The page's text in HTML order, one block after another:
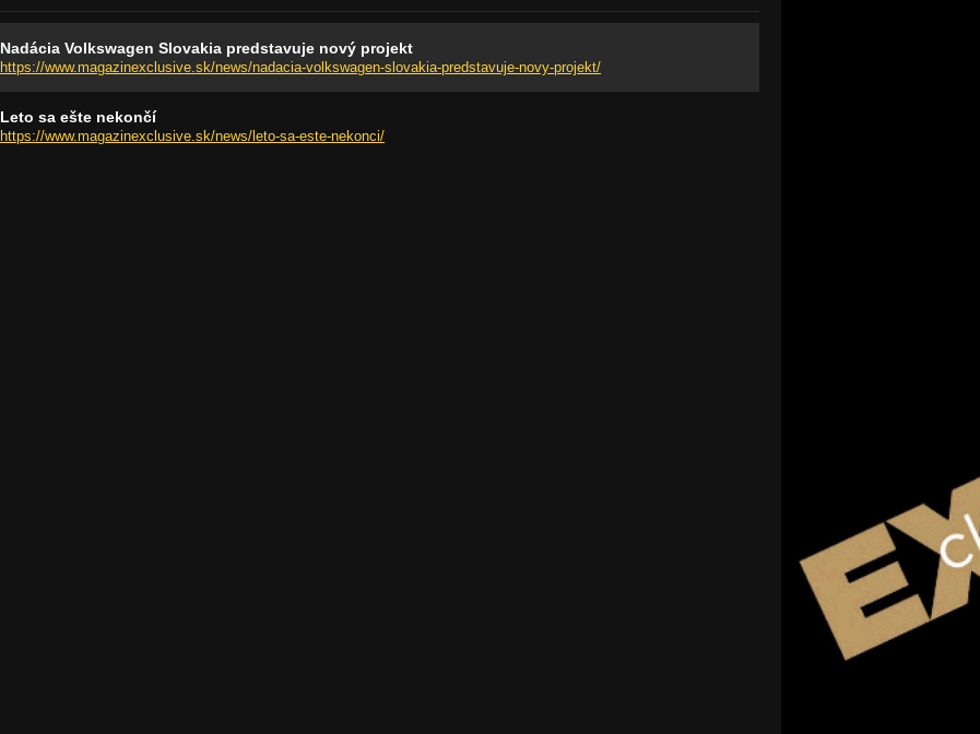
Nadácia Volkswagen Slovakia predstavuje nový projekt
https://www.magazinexclusive.sk/news/nadacia-volkswagen-slovakia-predstavuje-novy-projekt/
Leto sa ešte nekončí
https://www.magazinexclusive.sk/news/leto-sa-este-nekonci/